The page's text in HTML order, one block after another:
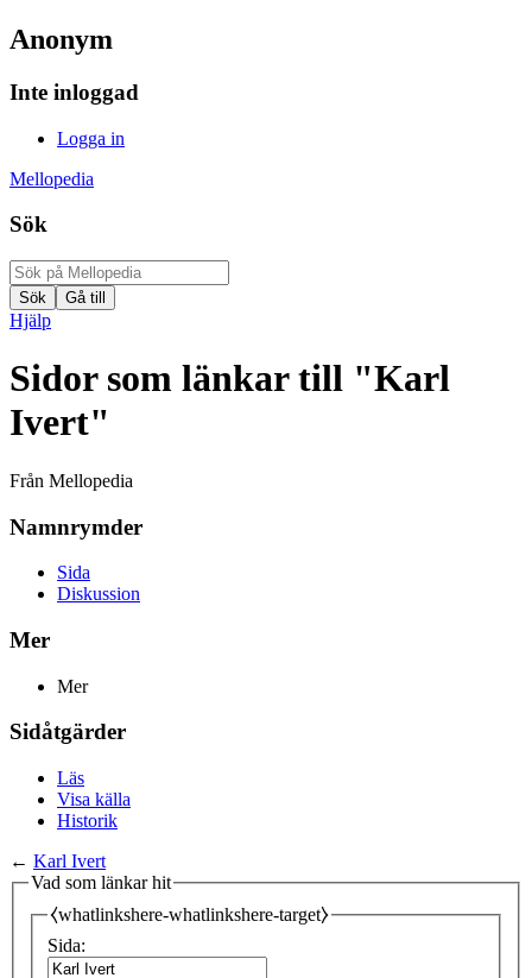
Anonym
Inte inloggad
Logga in
Mellopedia
Sök
Hjälp
Sidor som länkar till "Karl
Ivert"
Från Mellopedia
Namnrymder
Sida
Diskussion
Mer
Mer
Sidåtgärder
Läs
Visa källa
Historik
← Karl Ivert
Vad som länkar hit
⧼whatlinkshere-whatlinkshere-target⧽
Sida: